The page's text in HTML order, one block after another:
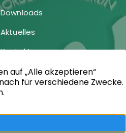
Downloads
Aktuelles
Kontakt
Impressum
Datenschutz